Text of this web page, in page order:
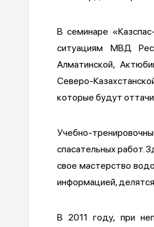
В семинаре
ситуациям МВД
Алматинской,
Северо-
которые будут
Учебно-
спасательных работ.
свое мастерство
информацией,
В 2011 году, при